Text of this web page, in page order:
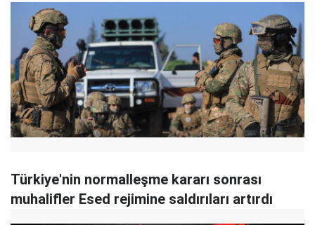
Türkiye'nin normalleşme kararı sonrası
muhalifler Esed rejimine saldırıları artırdı